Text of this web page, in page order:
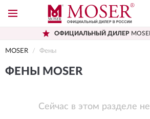
ОФИЦИАЛЬНЫЙ ДИЛЕР
MOSER Фены
ФЕНЫ MOSER
Сейчас в этом разделе